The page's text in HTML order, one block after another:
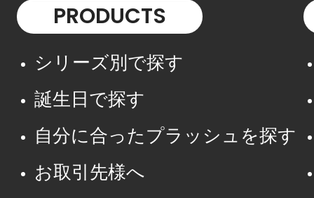
PRODUCTS
シリーズ別で探す
誕生日で探す
自分に合ったプラッシュを探す
お取引先様へ